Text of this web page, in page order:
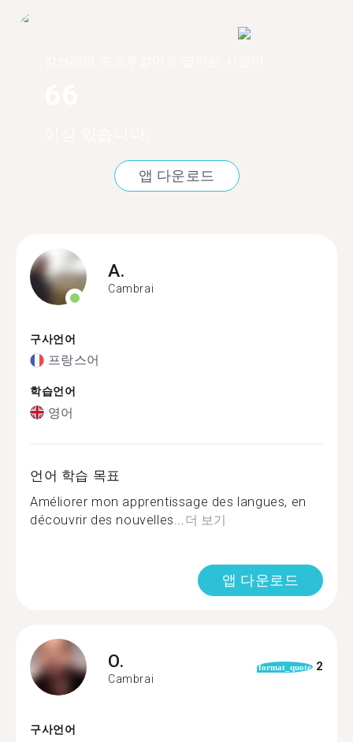
앱 다운로드
A.
Cambrai
구사언어
프랑스어
학습언어
영어
언어 학습 목표
Améliorer mon apprentissage des langues, en
découvrir des nouvelles... 더 보기
앱 다운로드
O.
Cambrai
format_quote 2
구사언어